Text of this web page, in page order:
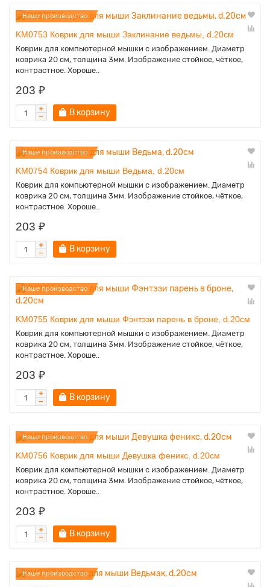
Наше производство
KM0753 Коврик для мыши Заклинание ведьмы, d.20см
Коврик для компьютерной мышки с изображением. Диаметр
коврика 20 см, толщина 3мм. Изображение стойкое, чёткое,
контрастное. Хороше..
203 ₽
В корзину
Наше производство
KM0754 Коврик для мыши Ведьма, d.20см
Коврик для компьютерной мышки с изображением. Диаметр
коврика 20 см, толщина 3мм. Изображение стойкое, чёткое,
контрастное. Хороше..
203 ₽
В корзину
Наше производство
KM0755 Коврик для мыши Фэнтэзи парень в броне, d.20см
Коврик для компьютерной мышки с изображением. Диаметр
коврика 20 см, толщина 3мм. Изображение стойкое, чёткое,
контрастное. Хороше..
203 ₽
В корзину
Наше производство
KM0756 Коврик для мыши Девушка феникс, d.20см
Коврик для компьютерной мышки с изображением. Диаметр
коврика 20 см, толщина 3мм. Изображение стойкое, чёткое,
контрастное. Хороше..
203 ₽
В корзину
Наше производство